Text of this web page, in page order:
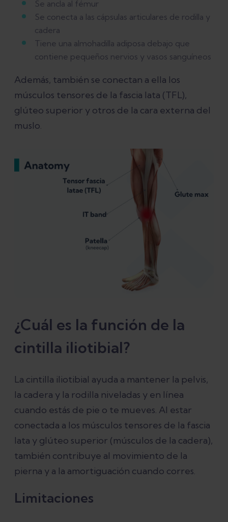
Se ancla al fémur
Se conecta a las cápsulas articulares de rodilla y
cadera
Tiene una almohadilla adiposa debajo que
contiene pequeños nervios y vasos sanguíneos
Además, también se conectan a ella los
músculos tensores de la fascia lata (TFL),
glúteo superior y otros de la cara externa del
muslo.
¿Cuál es la función de la
cintilla iliotibial?
La cintilla iliotibial ayuda a mantener la pelvis,
la cadera y la rodilla niveladas y en línea
cuando estás de pie o te mueves. Al estar
conectada a los músculos tensores de la fascia
lata y glúteo superior (músculos de la cadera),
también contribuye al movimiento de la
pierna y a la amortiguación cuando corres.
Limitaciones